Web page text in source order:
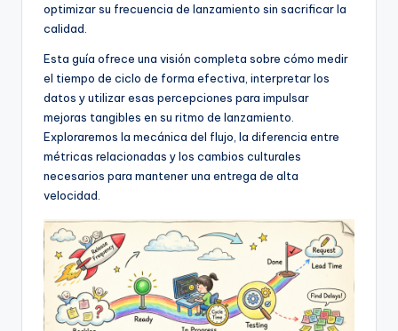
&
D
it
optimizar su frecuencia de lanzamiento sin sacrificar la
calidad.
Esta guía ofrece una visión completa sobre cómo medir
el tiempo de ciclo de forma efectiva, interpretar los
datos y utilizar esas percepciones para impulsar
mejoras tangibles en su ritmo de lanzamiento.
Exploraremos la mecánica del flujo, la diferencia entre
métricas relacionadas y los cambios culturales
necesarios para mantener una entrega de alta
velocidad.